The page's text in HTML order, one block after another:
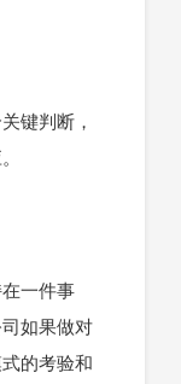
键判断，
一件事
如果做对
的考验和